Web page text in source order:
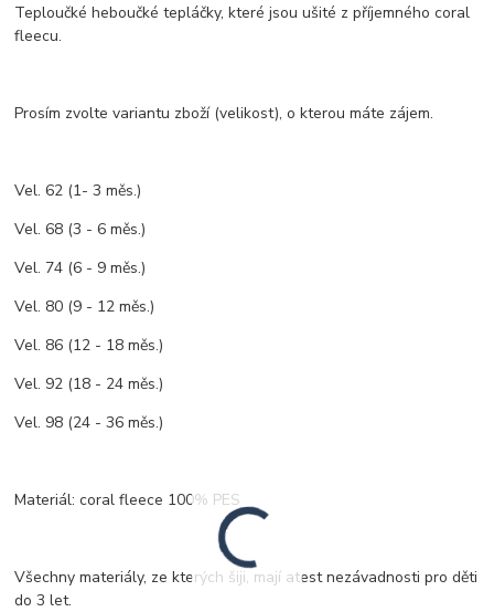
Teploučké heboučké tepláčky, které jsou ušité z příjemného coral
fleecu.
Prosím zvolte variantu zboží (velikost), o kterou máte zájem.
Vel. 62 (1- 3 měs.)
Vel. 68 (3 - 6 měs.)
Vel. 74 (6 - 9 měs.)
Vel. 80 (9 - 12 měs.)
Vel. 86 (12 - 18 měs.)
Vel. 92 (18 - 24 měs.)
Vel. 98 (24 - 36 měs.)
Materiál: coral fleece 100% PES
Všechny materiály, ze kterých šiji, mají atest nezávadnosti pro děti
do 3 let.